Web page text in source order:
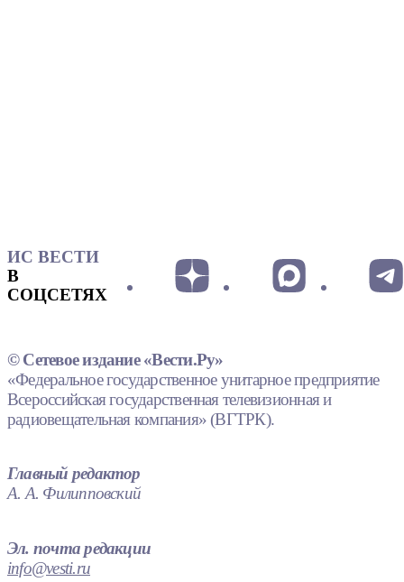
ИС ВЕСТИ
В
СОЦСЕТЯХ
© Сетевое издание «Вести.Ру»
«Федеральное государственное унитарное предприятие
Всероссийская государственная телевизионная и
радиовещательная компания» (ВГТРК).
Главный редактор
А. А. Филипповский
Эл. почта редакции
info@vesti.ru